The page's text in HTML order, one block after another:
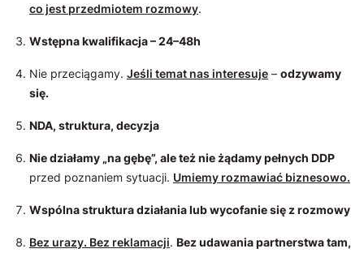
co jest przedmiotem rozmowy.
Wstępna kwalifikacja – 24–48h
Nie przeciągamy. Jeśli temat nas interesuje – odzywamy
się.
NDA, struktura, decyzja
Nie działamy „na gębę”, ale też nie żądamy pełnych DDP
przed poznaniem sytuacji. Umiemy rozmawiać biznesowo.
Wspólna struktura działania lub wycofanie się z rozmowy
Bez urazy. Bez reklamacji. Bez udawania partnerstwa tam,